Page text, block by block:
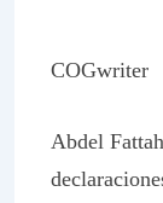
COGwriter
Abdel